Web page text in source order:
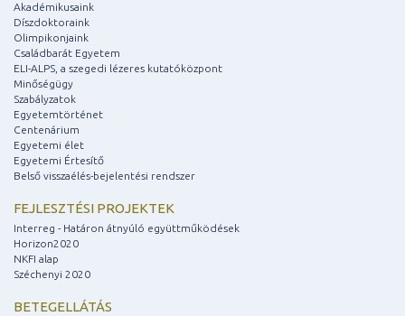
Akadémikusaink
Díszdoktoraink
Olimpikonjaink
Családbarát Egyetem
ELI-ALPS, a szegedi lézeres kutatóközpont
Minőségügy
Szabályzatok
Egyetemtörténet
Centenárium
Egyetemi élet
Egyetemi Értesítő
Belső visszaélés-bejelentési rendszer
FEJLESZTÉSI PROJEKTEK
Interreg - Határon átnyúló együttműködések
Horizon2020
NKFI alap
Széchenyi 2020
BETEGELLÁTÁS